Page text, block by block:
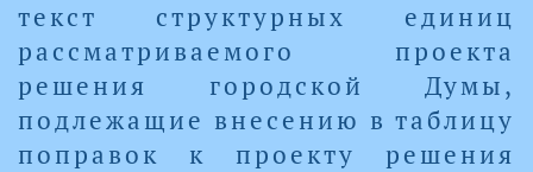
текст структурных единиц
рассматриваемого проекта
решения городской Думы,
подлежащие внесению в таблицу
поправок к проекту решения